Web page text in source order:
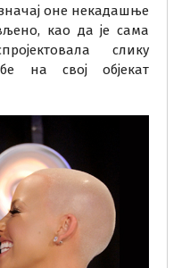
оне некадашње
као да је сама
слику
на свој објекат